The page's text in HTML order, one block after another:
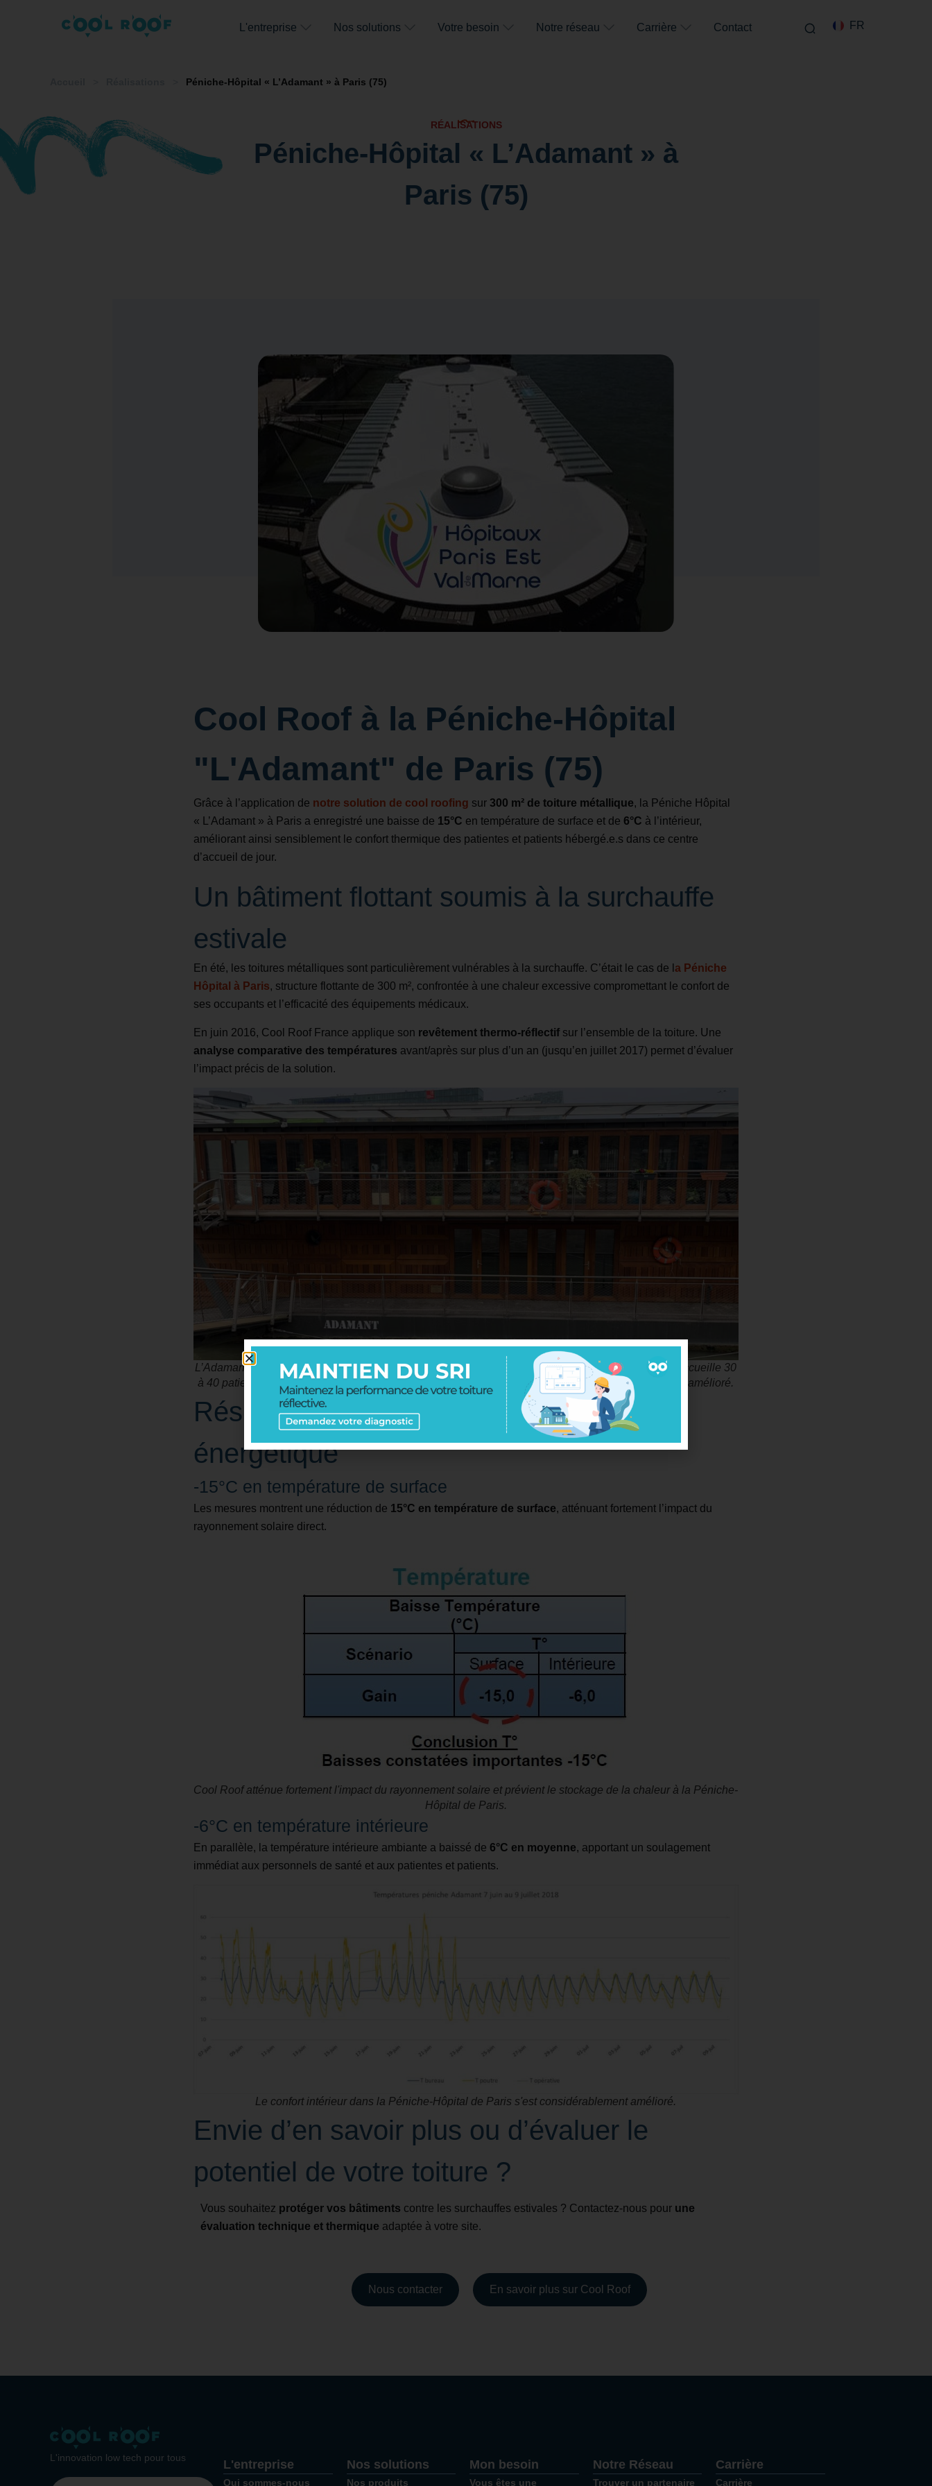
L'entreprise Nos solutions Votre besoin Notre réseau Carrière Contact FR
EN
Péniche-Hôpital « L’Adamant » à Paris (75)
RÉALISATIONS
Péniche-Hôpital « L’Adamant » à
Paris (75)
Cool Roof à la Péniche-Hôpital
"L'Adamant" de Paris (75)
Grâce à l’application de notre solution de cool roofing sur300 m² de toiture métallique, la Péniche Hôpital
« L’Adamant » à Paris a enregistré une baisse de 15°C en température de surface et de 6°C à l’intérieur,
améliorant ainsi sensiblement le confort thermique des patientes et patients hébergé.e.s dans ce centre
d’accueil de jour.
Un bâtiment flottant soumis à la surchauffe
estivale
En été, les toitures métalliques sont particulièrement vulnérables à la surchauffe. C’était le cas de l a Péniche
Hôpital à Paris, structure flottante de 300 m², confrontée à une chaleur excessive compromettant le confort de
ses occupants et l’efficacité des équipements médicaux.
En juin 2016, Cool Roof France applique son revêtement thermo-réflectifsur l’ensemble de la toiture. Une
analyse comparative des températures avant/après sur plus d’un an (jusqu’en juillet 2017) permet d’évaluer
l’impact précis de la solution.
L’Adamant est une péniche reconvertie en centre de jour des Hôpitaux Paris Est Val-de-Marne qui accueille 30
à 40 patientes et patients par jour. Grâce à Cool Roof, leur confort thermique s'est considérablement amélioré.
Résultats immédiats : confort et gain
énergétique
-15°C en température de surface
Les mesures montrent une réduction de 15°C en température de surface, atténuant fortement l’impact du
rayonnement solaire direct.
Cool Roof atténue fortement l'impact du rayonnement solaire et prévient le stockage de la chaleur à la Péniche-
Hôpital de Paris.
-6°C en température intérieure
En parallèle, la température intérieure ambiante a baissé de 6°C en moyenne, apportant un soulagement
immédiat aux personnels de santé et aux patientes et patients.
Le confort intérieur dans la Péniche-Hôpital de Paris s'est considérablement amélioré.
Envie d’en savoir plus ou d’évaluer le
potentiel de votre toiture ?
Vous souhaitez protéger vos bâtiments contre les surchauffes estivales ? Contactez-nous pour une
évaluation technique et thermique adaptée à votre site.
Nous contacter En savoir plus sur Cool Roof
L'innovation low tech pour tous L'entreprise
Qui sommes-nous
Nos solutions
Nos produits
Mon besoin
Vous êtes une
Notre Réseau
Trouver un partenaire
Carrière
Carrière